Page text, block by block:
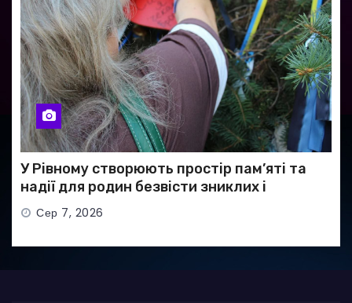
У Рівному створюють простір пам’яті та
надії для родин безвісти зниклих і
полонених військових
Сер 7, 2026